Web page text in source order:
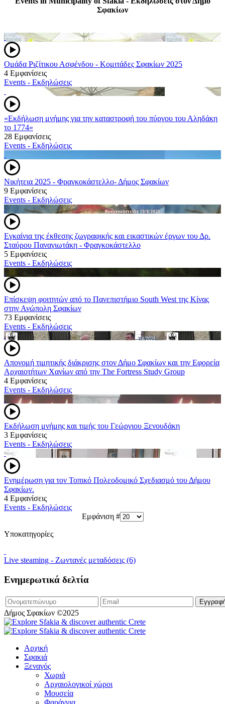
Σφακίων
Ομάδα Ριζίτικου Ασφένδου - Κομιτάδες Σφακίων 2025
4 Εμφανίσεις
Events - Εκδηλώσεις
«Εκδήλωση μνήμης για την καταστροφή του πύργου του Αληδάκη
το 1774»
28 Εμφανίσεις
Events - Εκδηλώσεις
Νικήτεια 2025 - Φραγκοκάστελλο- Δήμος Σφακίων
9 Εμφανίσεις
Events - Εκδηλώσεις
Εγκαίνια της έκθεσης ζωγραφικής και εικαστικών έργων του Δρ.
Σταύρου Παναγιωτάκη - Φραγκοκάστελλο
5 Εμφανίσεις
Events - Εκδηλώσεις
Επίσκεψη φοιτητών από το Πανεπιστήμιο South West της Κίνας
στην Ανώπολη Σφακίων
73 Εμφανίσεις
Events - Εκδηλώσεις
Απονομή τιμητικής διάκρισης στον Δήμο Σφακίων και την Εφορεία
Αρχαιοτήτων Χανίων από την The Fortress Study Group
4 Εμφανίσεις
Events - Εκδηλώσεις
Εκδήλωση μνήμης και τιμής του Γεώργιου Ξενουδάκη
3 Εμφανίσεις
Events - Εκδηλώσεις
Ενημέρωση για τον Τοπικό Πολεοδομικό Σχεδιασμό του Δήμου
Σφακίων.
4 Εμφανίσεις
Events - Εκδηλώσεις
Εμφάνιση #
Υποκατηγορίες
Live steaming - Ζωντανές μεταδόσεις (6)
Ενημερωτικά δελτία
Δήμος Σφακίων ©2025
Αρχική
Σφακιά
Ξεναγός
Χωριά
Αρχαιολογικοί χώροι
Μουσεία
Φαράγγια